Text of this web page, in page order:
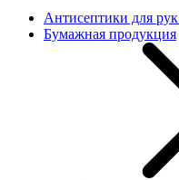
Антисептики для рук
Бумажная продукция